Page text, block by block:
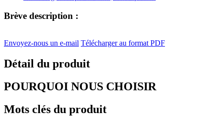
Brève description :
Envoyez-nous un e-mail Télécharger au format PDF
Détail du produit
POURQUOI NOUS CHOISIR
Mots clés du produit